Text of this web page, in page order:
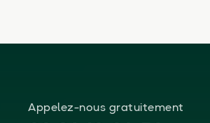
Appelez-nous gratuitement